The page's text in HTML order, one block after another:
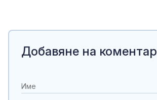
Добавяне на коментар